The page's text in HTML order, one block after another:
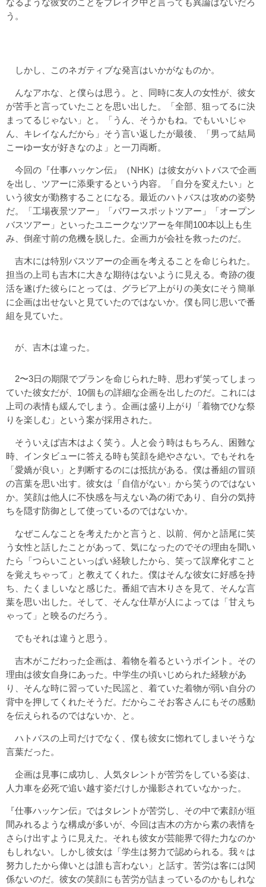
う。
しかし、このネガティブな発言はいかがなものか。
んなアホな、と僕らは思う。と、同時に友人の女性が、彼女
が苦手と言っていたことを思い出した。「全部、狙ってるに決
まってるじゃない」と。「うん、そうかもね。でもいいじゃ
ん、キレイなんだから」そう言い返したが最後、「男って結局
こーゆー女が好きなのよ」と一刀両断。
今回の『仕事ハッケン伝』（NHK）は彼女がハトバスで企画
を出し、ツアーに添乗するという内容。「自分を変えたい」と
いう彼女が勤務することになる。最近のハトバスは攻めの姿勢
だ。「工場夜景ツアー」「パワースポットツアー」「オープン
バスツアー」といったユニークなツアーを年間100本以上も生
み、倒産寸前の危機を脱した。企画力が会社を救ったのだ。
吉木には特別バスツアーの企画を考えることを命じられた。
担当の上司も吉木に大きな期待はないように見える。奇跡の復
活を遂げた彼らにとっては、グラビア上がりの美女にそう簡単
に企画は出せないと見ていたのではないか。僕も同じ思いで番
組を見ていた。
が、吉木は違った。
2〜3日の期限でプランを命じられた時、思わず笑ってしまっ
ていた彼女だが、10個もの詳細な企画を出したのだ。これには
上司の表情も緩んでしまう。企画は盛り上がり「着物でひな祭
りを楽しむ」という案が採用された。
そういえば吉木はよく笑う。人と会う時はもちろん、困難な
時、インタビューに答える時も笑顔を絶やさない。でもそれを
「愛嬌が良い」と判断するのには抵抗がある。僕は番組の冒頭
の言葉を思い出す。彼女は「自信がない」から笑うのではない
か。笑顔は他人に不快感を与えない為の術であり、自分の気持
ちを隠す防御として使っているのではないか。
なぜこんなことを考えたかと言うと、以前、何かと語尾に笑
う女性と話したことがあって、気になったのでその理由を聞い
たら「つらいこといっぱい経験したから、笑って誤摩化すこと
を覚えちゃって」と教えてくれた。僕はそんな彼女に好感を持
ち、たくましいなと感じた。番組で吉木りさを見て、そんな言
葉を思い出した。そして、そんな仕草が人によっては「甘えち
ゃって」と映るのだろう。
でもそれは違うと思う。
吉木がこだわった企画は、着物を着るというポイント。その
理由は彼女自身にあった。中学生の頃いじめられた経験があ
り、そんな時に習っていた民謡と、着ていた着物が弱い自分の
背中を押してくれたそうだ。だからこそお客さんにもその感動
を伝えられるのではないか、と。
ハトバスの上司だけでなく、僕も彼女に惚れてしまいそうな
言葉だった。
企画は見事に成功し、人気タレントが苦労をしている姿は、
人力車を必死で追い越す姿だけしか撮影されていなかった。
『仕事ハッケン伝』ではタレントが苦労し、その中で素顔が垣
間みれるような構成が多いが、今回は吉木の方から素の表情を
さらけ出すように見えた。それも彼女が芸能界で得た力なのか
もしれない。しかし彼女は「学生は努力で認められる。我々は
努力したから偉いとは誰も言わない」と話す。苦労は客には関
係ないのだ。彼女の笑顔にも苦労が詰まっているのかもしれな